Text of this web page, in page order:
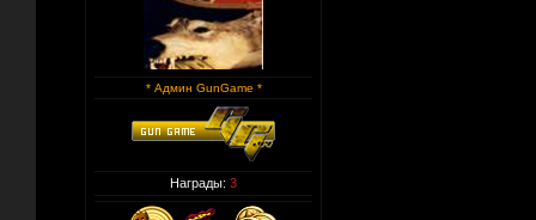
* Админ GunGame *
Награды: 3